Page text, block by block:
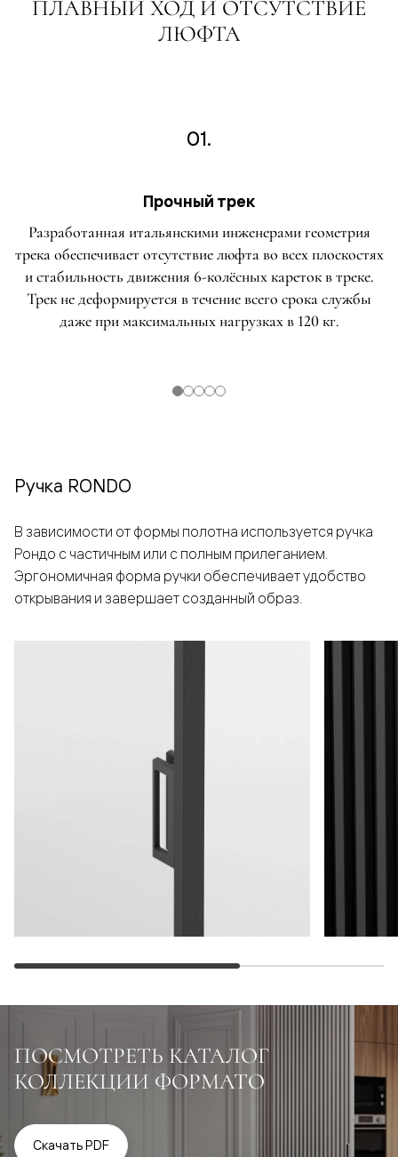
ПЛАВНЫЙ ХОД И ОТСУТСТВИЕ
ЛЮФТА
01.
Прочный трек
Разработанная итальянскими инженерами геометрия
трека обеспечивает отсутствие люфта во всех плоскостях
и стабильность движения 6-колёсных кареток в треке.
Трек не деформируется в течение всего срока службы
даже при максимальных нагрузках в 120 кг.
Ручка RONDO
В зависимости от формы полотна используется ручка
Рондо с частичным или с полным прилеганием.
Эргономичная форма ручки обеспечивает удобство
открывания и завершает созданный образ.
ПОСМОТРЕТЬ КАТАЛОГ
КОЛЛЕКЦИИ ФОРМАТО
Скачать PDF